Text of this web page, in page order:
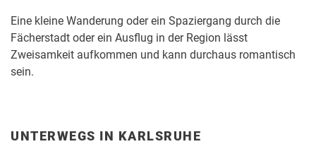
Eine kleine Wanderung oder ein Spaziergang durch die
Fächerstadt oder ein Ausflug in der Region lässt
Zweisamkeit aufkommen und kann durchaus romantisch
sein.
UNTERWEGS IN KARLSRUHE